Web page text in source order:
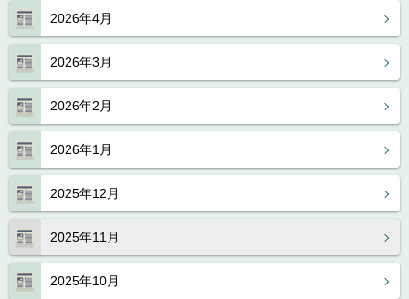
2026年4月
2026年3月
2026年2月
2026年1月
2025年12月
2025年11月
2025年10月